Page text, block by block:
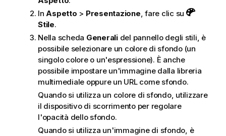
InAspetto > Presentazione, fare clic su
Stile.
Nella scheda Generalidel pannello degli stili, è
possibile selezionare un colore di sfondo (un
singolo colore o un'espressione). È anche
possibile impostare un'immagine dalla libreria
multimediale oppure un URL come sfondo.
Quando si utilizza un colore di sfondo, utilizzare
il dispositivo di scorrimento per regolare
l'opacità dello sfondo.
Quando si utilizza un'immagine di sfondo, è